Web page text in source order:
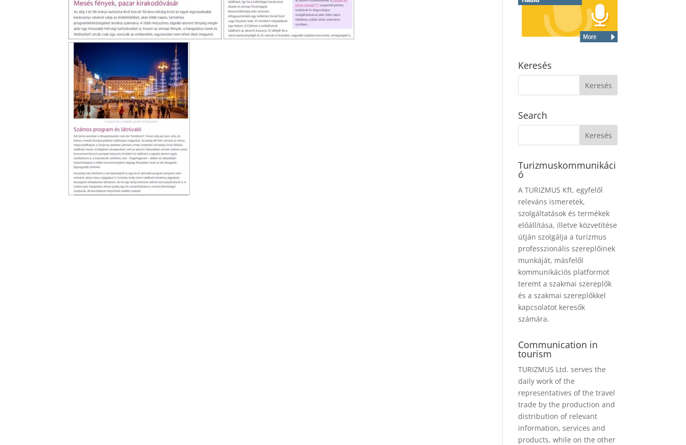
Keresés
Search
Turizmuskommunikáci
ó
A TURIZMUS Kft. egyfelől
releváns ismeretek,
szolgáltatások és termékek
előállítása, illetve közvetítése
útján szolgálja a turizmus
professzionális szereplőinek
munkáját, másfelől
kommunikációs platformot
teremt a szakmai szereplők
és a szakmai szereplőkkel
kapcsolatot keresők
számára.
Communication in
tourism
TURIZMUS Ltd. serves the
daily work of the
representatives of the travel
trade by the production and
distribution of relevant
information, services and
products, while on the other